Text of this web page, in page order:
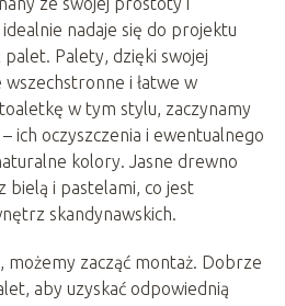
nadaje się do projektu
Palety, dzięki swojej
wszechstronne i łatwe w
w tym stylu, zaczynamy
ich oczyszczenia i ewentualnego
kolory. Jasne drewno
bielą i pastelami, co jest
skandynawskich.
zacząć montaż. Dobrze
aby uzyskać odpowiednią